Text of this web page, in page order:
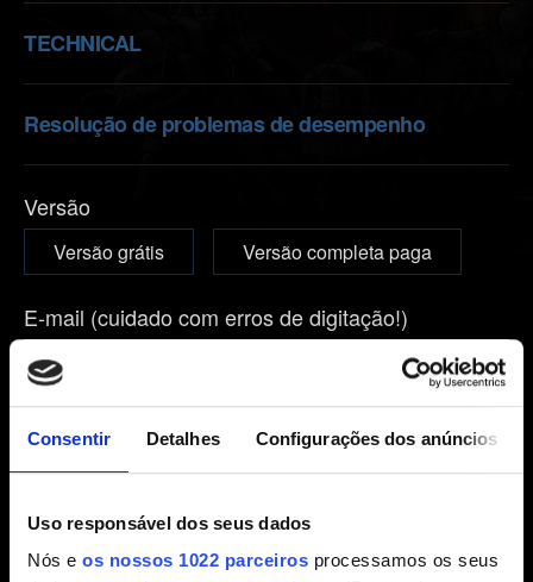
Consentir Detalhes Configurações dos anúncios
Uso responsável dos seus dados
Nós e os nossos 1022 parceiros processamos os seus
TECHNICAL
Resolução de problemas de desempenho
Versão
Versão grátis Versão completa paga
E-mail (cuidado com erros de digitação!)
Breve descrição do problema
0/20